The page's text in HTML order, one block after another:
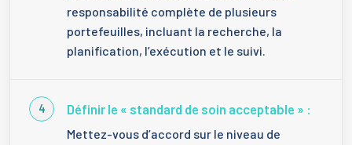
responsabilité complète de plusieurs
portefeuilles, incluant la recherche, la
planification, l’exécution et le suivi.
Définir le « standard de soin acceptable » :
Mettez-vous d’accord sur le niveau de